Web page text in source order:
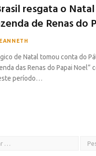
resgata o
de Renas do
de Natal tomou conta do
das Renas do Papai Noel”
período…